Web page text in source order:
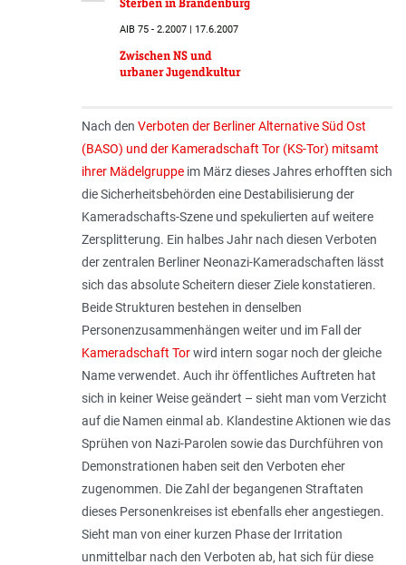
AIB 75 - 2.2007 | 17.6.2007
Zwischen NS und
urbaner Jugendkultur
Nach den Verboten der Berliner Alternative Süd Ost
(BASO) und der Kameradschaft Tor (KS-Tor) mitsamt
ihrer Mädelgruppeim März dieses Jahres erhofften sich
die Sicherheitsbehörden eine Destabilisierung der
Kameradschafts-Szene und spekulierten auf weitere
Zersplitterung. Ein halbes Jahr nach diesen Verboten
der zentralen Berliner Neonazi-Kameradschaften lässt
sich das absolute Scheitern dieser Ziele konstatieren.
Beide Strukturen bestehen in denselben
Personenzusammenhängen weiter und im Fall der
Kameradschaft Torwird intern sogar noch der gleiche
Name verwendet. Auch ihr öffentliches Auftreten hat
sich in keiner Weise geändert – sieht man vom Verzicht
auf die Namen einmal ab. Klandestine Aktionen wie das
Sprühen von Nazi-Parolen sowie das Durchführen von
Demonstrationen haben seit den Verboten eher
zugenommen. Die Zahl der begangenen Straftaten
dieses Personenkreises ist ebenfalls eher angestiegen.
Sieht man von einer kurzen Phase der Irritation
unmittelbar nach den Verboten ab, hat sich für diese